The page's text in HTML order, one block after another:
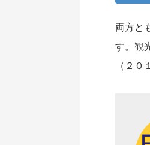
両方と
す。観
（２０